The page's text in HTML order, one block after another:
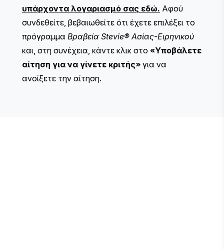
υπάρχοντα λογαριασμό σας εδώ. Αφού
συνδεθείτε, βεβαιωθείτε ότι έχετε επιλέξει το
πρόγραμμα Βραβεία Stevie® Ασίας-Ειρηνικού
και, στη συνέχεια, κάντε κλικ στο «Υποβάλετε
αίτηση για να γίνετε κριτής» για να
ανοίξετε την αίτηση.